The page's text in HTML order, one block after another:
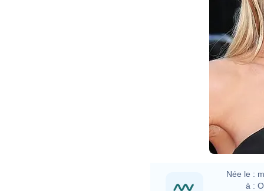
Née le :
à :